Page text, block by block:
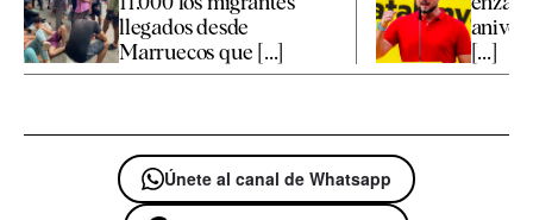
llegados desde
Marruecos que [...]
[...]
Únete al canal de Whatsapp